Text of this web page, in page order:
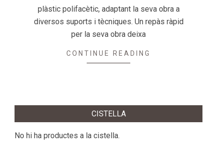
plàstic polifacètic, adaptant la seva obra a
diversos suports i tècniques. Un repàs ràpid
per la seva obra deixa
CONTINUE READING
CISTELLA
No hi ha productes a la cistella.